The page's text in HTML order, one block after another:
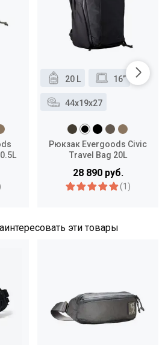
20 L 16”
44x19x27
Рюкзак Evergoods Civic
Travel Bag 20L
28 890 руб.
(1)
эти товары